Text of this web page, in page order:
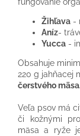
fungovanie
Žihľava -
Aníz-
Yucca -
Obsahuje
220 g jahňacej
čerstvého
Veľa psov má
či kožnými
mäsa a ryže